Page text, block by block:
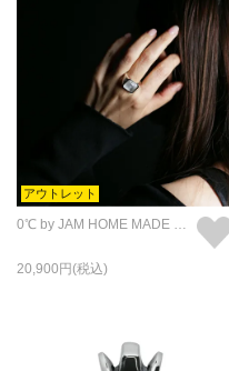
アウトレット
0℃ by JAM HOME MADE フローズンダイヤモンド リング・指輪 - シルバー
20,900